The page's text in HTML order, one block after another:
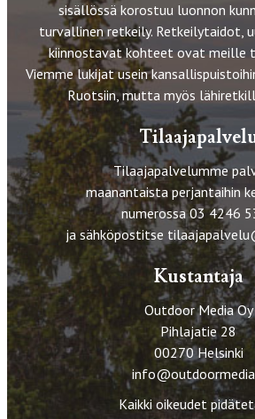
sisällössä korostuu luonnon
turvallinen retkeily. Retkeilytaidot,
kiinnostavat kohteet ovat meille
Viemme lukijat usein
Ruotsiin, mutta myös
Tilaajapalvelumme
maanantaista perjantaihin
numerossa 03 4246
ja sähköpostitse
Kustantaja
Outdoor Media Oy
Pihlajatie 28
00270 Helsinki
Kaikki oikeudet